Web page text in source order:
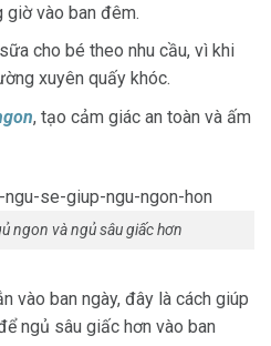
vào ban đêm.
cho bé theo nhu cầu, vì khi
xuyên quấy khóc.
, tạo cảm giác an toàn và ấm
ngon và ngủ sâu giấc hơn
vào ban ngày, đây là cách giúp
ngủ sâu giấc hơn vào ban